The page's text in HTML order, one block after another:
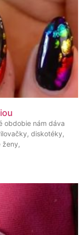
obdobie nám dáva
diskotéky,
ženy,